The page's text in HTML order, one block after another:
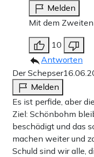
Melden
Mit dem
10
Antworten
Der Schepser
Melden
Es ist perfide, aber
Ziel: Schönbohm
beschädigt und das
machen weiter und
Schuld sind wir alle,